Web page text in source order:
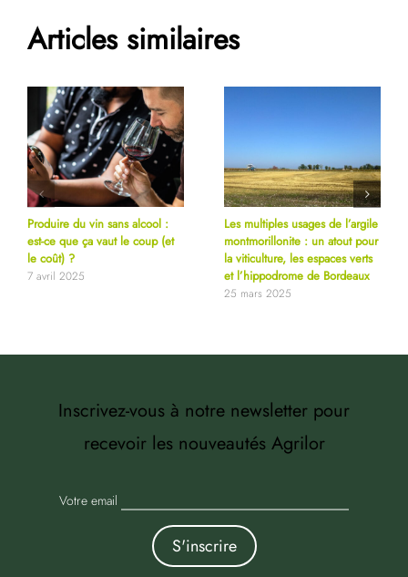
Articles similaires
Produire du vin sans alcool :
est-ce que ça vaut le coup (et
le coût) ?
7 avril 2025
Les multiples usages de l’argile
montmorillonite : un atout pour
la viticulture, les espaces verts
et l’hippodrome de Bordeaux
25 mars 2025
Inscrivez-vous à notre newsletter pour
recevoir les nouveautés Agrilor
Votre email